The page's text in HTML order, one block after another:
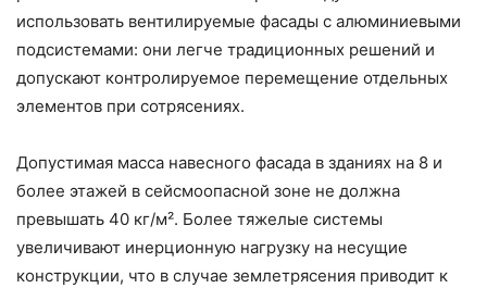
использовать вентилируемые фасады с алюминиевыми
подсистемами: они легче традиционных решений и
допускают контролируемое перемещение отдельных
элементов при сотрясениях.
Допустимая масса навесного фасада в зданиях на 8 и
более этажей в сейсмоопасной зоне не должна
превышать 40 кг/м². Более тяжелые системы
увеличивают инерционную нагрузку на несущие
конструкции, что в случае землетрясения приводит к